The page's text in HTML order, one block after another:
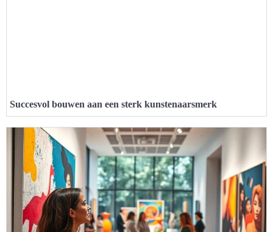
Succesvol bouwen aan een sterk kunstenaarsmerk